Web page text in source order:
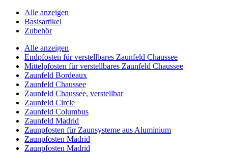
Alle anzeigen
Basisartikel
Zubehör
Alle anzeigen
Endpfosten für verstellbares Zaunfeld Chaussee
Mittelpfosten für verstellbares Zaunfeld Chaussee
Zaunfeld Bordeaux
Zaunfeld Chaussee
Zaunfeld Chaussee, verstellbar
Zaunfeld Circle
Zaunfeld Columbus
Zaunfeld Madrid
Zaunpfosten für Zaunsysteme aus Aluminium
Zaunpfosten Madrid
Zaunpfosten Madrid